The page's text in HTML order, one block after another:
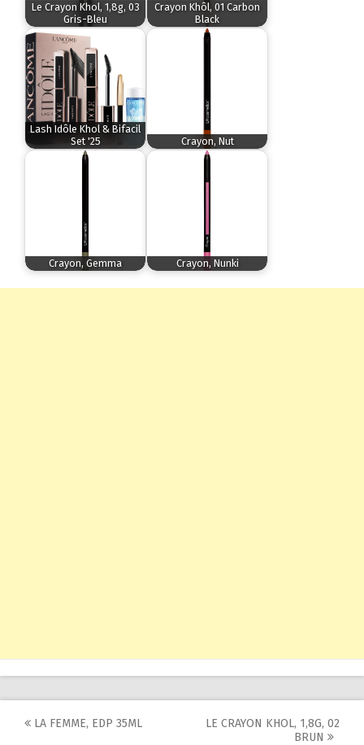
Le Crayon Khol, 1,8g, 03
Gris-Bleu
Crayon Khôl, 01 Carbon
Black
Lash Idôle Khol & Bifacil
Set '25
Crayon, Nut
Crayon, Gemma Crayon, Nunki
Post
LA FEMME, EDP 35ML
LE CRAYON KHOL, 1,8G, 02
BRUN